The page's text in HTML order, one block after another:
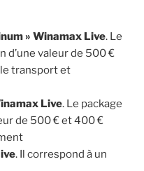
» Winamax Live. Le
d’une valeur de 500 €
transport et
Live. Le package
de 500 € et 400 €
. Il correspond à un